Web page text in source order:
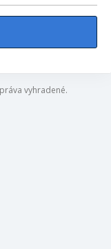
vyhradené.